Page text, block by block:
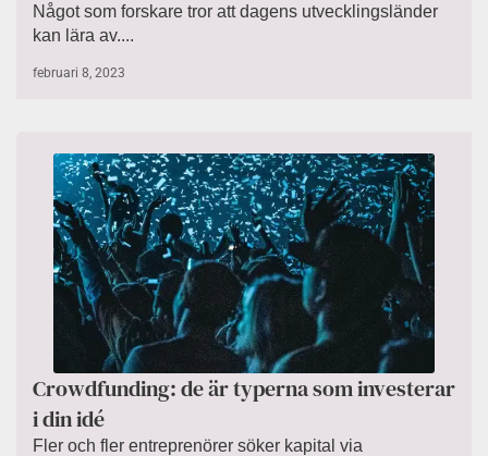
Något som forskare tror att dagens utvecklingsländer
kan lära av....
februari 8, 2023
Crowdfunding: de är typerna som investerar
i din idé
Fler och fler entreprenörer söker kapital via